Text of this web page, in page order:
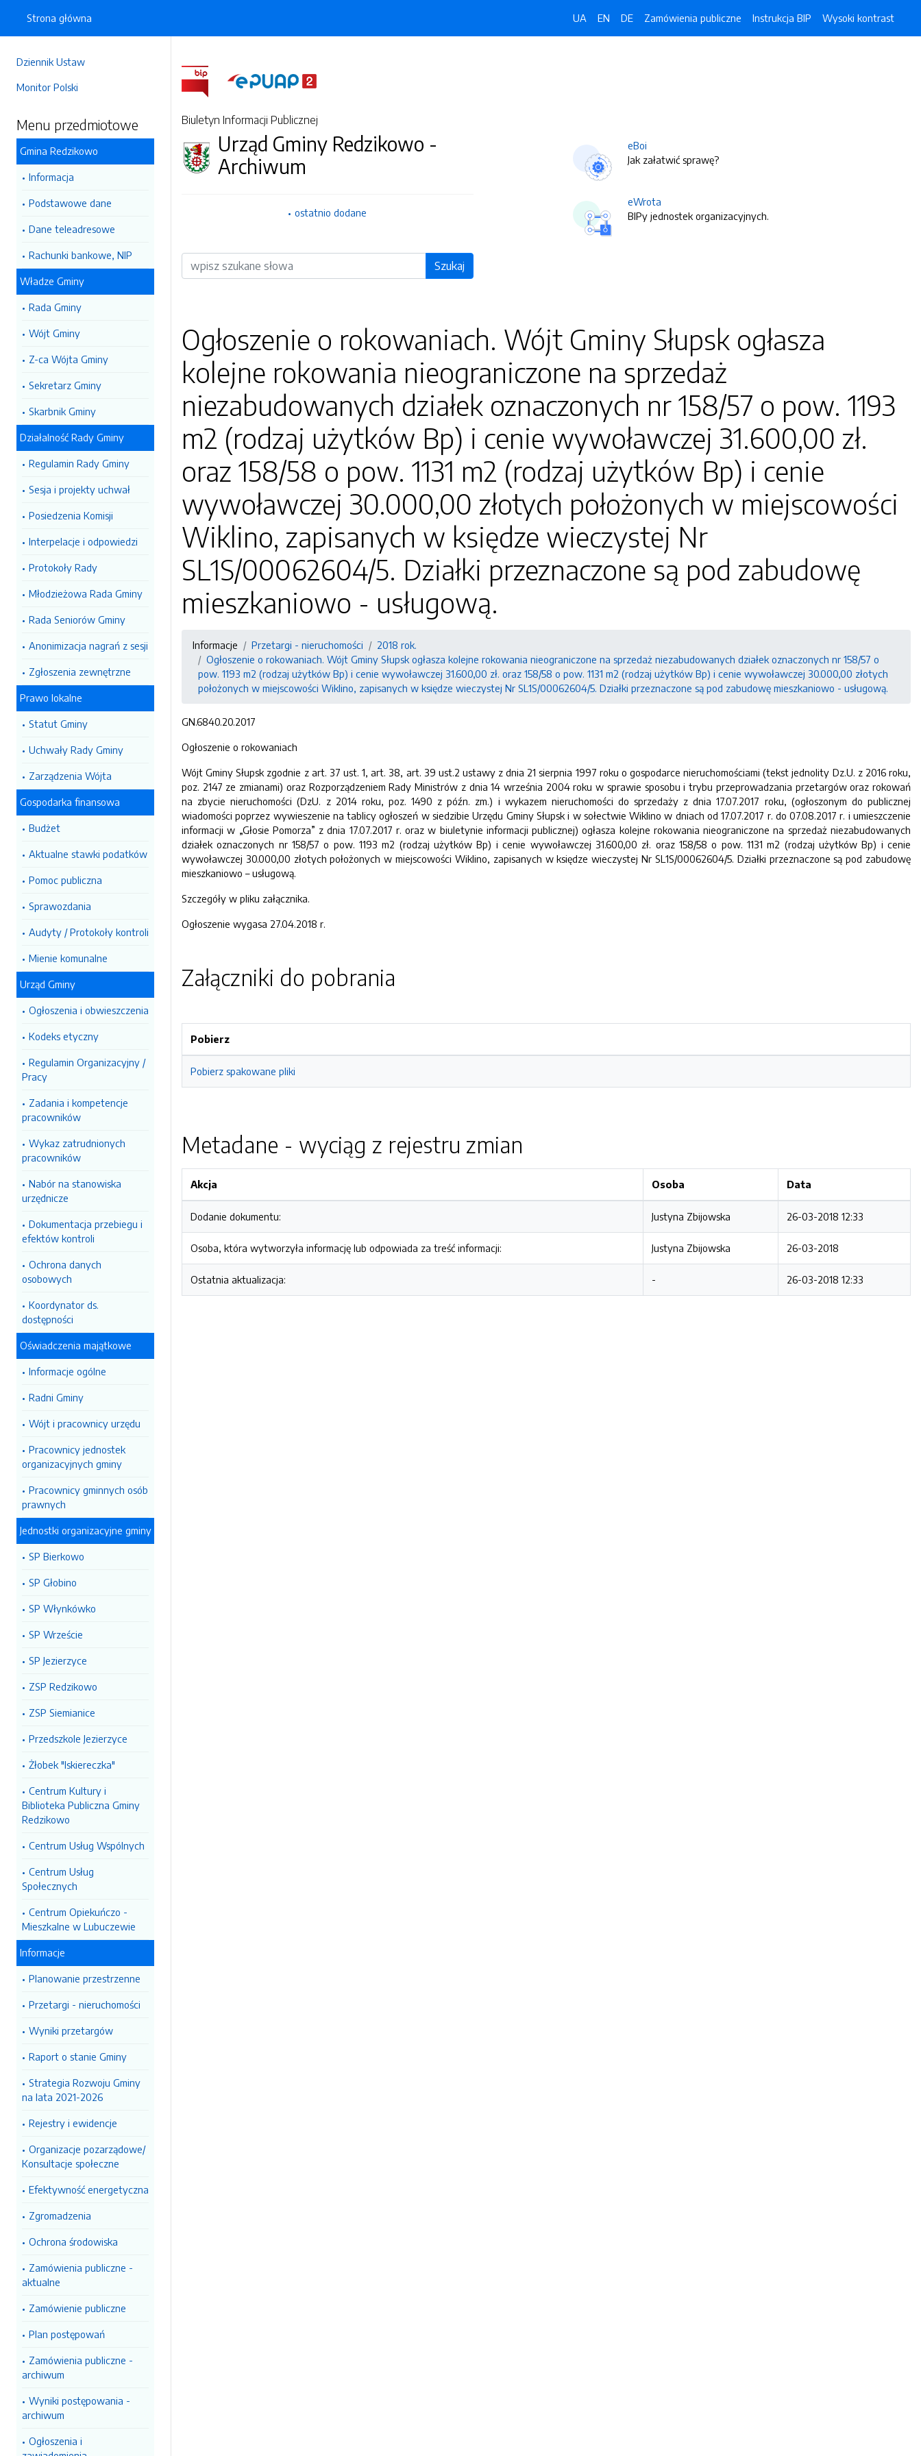
Dziennik Ustaw
Monitor Polski
Menu przedmiotowe
Gmina Redzikowo
Informacja
Podstawowe dane
Dane teleadresowe
Rachunki bankowe, NIP
Władze Gminy
Rada Gminy
Wójt Gminy
Z-ca Wójta Gminy
Sekretarz Gminy
Skarbnik Gminy
Działalność Rady Gminy
Regulamin Rady Gminy
Sesja i projekty uchwał
Posiedzenia Komisji
Interpelacje i odpowiedzi
Protokoły Rady
Młodzieżowa Rada Gminy
Rada Seniorów Gminy
Anonimizacja nagrań z sesji
Zgłoszenia zewnętrzne
Prawo lokalne
Statut Gminy
Uchwały Rady Gminy
Zarządzenia Wójta
Gospodarka finansowa
Budżet
Aktualne stawki podatków
Pomoc publiczna
Sprawozdania
Audyty / Protokoły kontroli
Mienie komunalne
Urząd Gminy
Ogłoszenia i obwieszczenia
Kodeks etyczny
Regulamin Organizacyjny /
Pracy
Zadania i kompetencje
pracowników
Wykaz zatrudnionych
pracowników
Nabór na stanowiska
urzędnicze
Dokumentacja przebiegu i
efektów kontroli
Ochrona danych
osobowych
Koordynator ds.
dostępności
Oświadczenia majątkowe
Informacje ogólne
Radni Gminy
Wójt i pracownicy urzędu
Pracownicy jednostek
organizacyjnych gminy
Pracownicy gminnych osób
prawnych
Jednostki organizacyjne gminy
SP Bierkowo
SP Głobino
SP Włynkówko
SP Wrzeście
SP Jezierzyce
ZSP Redzikowo
ZSP Siemianice
Przedszkole Jezierzyce
Żłobek "Iskiereczka"
Centrum Kultury i
Biblioteka Publiczna Gminy
Redzikowo
Centrum Usług Wspólnych
Centrum Usług
Społecznych
Centrum Opiekuńczo -
Mieszkalne w Lubuczewie
Informacje
Planowanie przestrzenne
Przetargi - nieruchomości
Wyniki przetargów
Raport o stanie Gminy
Strategia Rozwoju Gminy
na lata 2021-2026
Rejestry i ewidencje
Organizacje pozarządowe/
Konsultacje społeczne
Efektywność energetyczna
Zgromadzenia
Ochrona środowiska
Zamówienia publiczne -
aktualne
Zamówienie publiczne
Plan postępowań
Zamówienia publiczne -
archiwum
Wyniki postępowania -
archiwum
Ogłoszenia i
Strona główna UA EN DE Zamówienia publiczne Instrukcja BIP Wysoki kontrast
Biuletyn Informacji Publicznej
Urząd Gminy Redzikowo -
Archiwum
ostatnio dodane
Wyszukiwarka Szukaj
eBoi
Jak załatwić sprawę?
eWrota
BIPy jednostek organizacyjnych.
Ogłoszenie o rokowaniach. Wójt Gminy Słupsk ogłasza
kolejne rokowania nieograniczone na sprzedaż
niezabudowanych działek oznaczonych nr 158/57 o pow. 1193
m2 (rodzaj użytków Bp) i cenie wywoławczej 31.600,00 zł.
oraz 158/58 o pow. 1131 m2 (rodzaj użytków Bp) i cenie
wywoławczej 30.000,00 złotych położonych w miejscowości
Wiklino, zapisanych w księdze wieczystej Nr
SL1S/00062604/5. Działki przeznaczone są pod zabudowę
mieszkaniowo - usługową.
Informacje Przetargi - nieruchomości
2018 rok.
Ogłoszenie o rokowaniach. Wójt Gminy Słupsk ogłasza kolejne rokowania nieograniczone na sprzedaż niezabudowanych działek oznaczonych nr 158/57 o
pow. 1193 m2 (rodzaj użytków Bp) i cenie wywoławczej 31.600,00 zł. oraz 158/58 o pow. 1131 m2 (rodzaj użytków Bp) i cenie wywoławczej 30.000,00 złotych
położonych w miejscowości Wiklino, zapisanych w księdze wieczystej Nr SL1S/00062604/5. Działki przeznaczone są pod zabudowę mieszkaniowo - usługową.
GN.6840.20.2017
Ogłoszenie o rokowaniach
Wójt Gminy Słupsk zgodnie z art. 37 ust. 1, art. 38, art. 39 ust.2 ustawy z dnia 21 sierpnia 1997 roku o gospodarce nieruchomościami (tekst jednolity Dz.U. z 2016 roku,
poz. 2147 ze zmianami) oraz Rozporządzeniem Rady Ministrów z dnia 14 września 2004 roku w sprawie sposobu i trybu przeprowadzania przetargów oraz rokowań
na zbycie nieruchomości (DzU. z 2014 roku, poz. 1490 z późn. zm.) i wykazem nieruchomości do sprzedaży z dnia 17.07.2017 roku, (ogłoszonym do publicznej
wiadomości poprzez wywieszenie na tablicy ogłoszeń w siedzibie Urzędu Gminy Słupsk i w sołectwie Wiklino w dniach od 17.07.2017 r. do 07.08.2017 r. i umieszczenie
informacji w „Głosie Pomorza” z dnia 17.07.2017 r. oraz w biuletynie informacji publicznej) ogłasza kolejne rokowania nieograniczone na sprzedaż niezabudowanych
działek oznaczonych nr 158/57 o pow. 1193 m2 (rodzaj użytków Bp) i cenie wywoławczej 31.600,00 zł. oraz 158/58 o pow. 1131 m2 (rodzaj użytków Bp) i cenie
wywoławczej 30.000,00 złotych położonych w miejscowości Wiklino, zapisanych w księdze wieczystej Nr SL1S/00062604/5. Działki przeznaczone są pod zabudowę
mieszkaniowo – usługową.
Szczegóły w pliku załącznika.
Ogłoszenie wygasa 27.04.2018 r.
Załączniki do pobrania
Pobierz
Pobierz spakowane pliki
Metadane - wyciąg z rejestru zmian
Akcja Osoba Data
Dodanie dokumentu: Justyna Zbijowska 26-03-2018 12:33
Osoba, która wytworzyła informację lub odpowiada za treść informacji: Justyna Zbijowska 26-03-2018
Ostatnia aktualizacja: - 26-03-2018 12:33